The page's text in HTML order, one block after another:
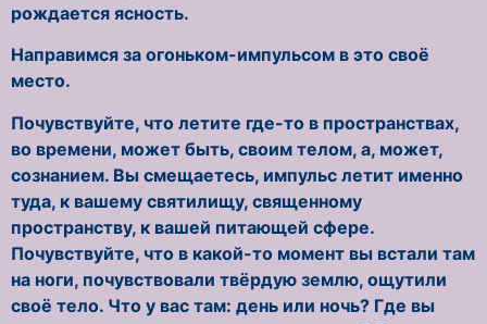
рождается ясность.
Направимся за огоньком-импульсом в это своё
место.
Почувствуйте, что летите где-то в пространствах,
во времени, может быть, своим телом, а, может,
сознанием. Вы смещаетесь, импульс летит именно
туда, к вашему святилищу, священному
пространству, к вашей питающей сфере.
Почувствуйте, что в какой-то момент вы встали там
на ноги, почувствовали твёрдую землю, ощутили
своё тело. Что у вас там: день или ночь? Где вы